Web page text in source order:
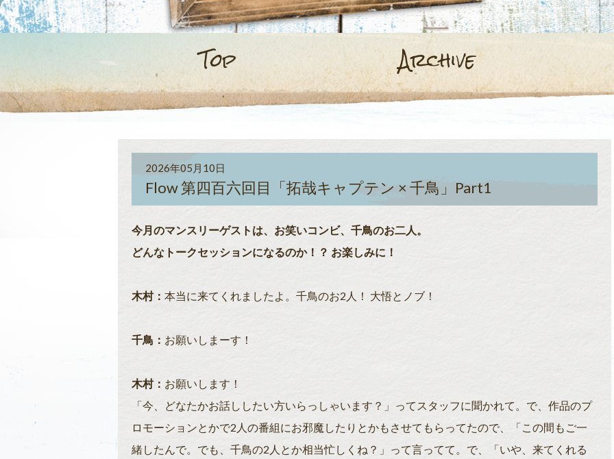
Top Archive
2026年05月10日
Flow 第四百六回目「拓哉キャプテン × 千鳥」Part1
今月のマンスリーゲストは、お笑いコンビ、千鳥のお二人。
どんなトークセッションになるのか！？ お楽しみに！
木村： 本当に来てくれましたよ。千鳥のお2人！ 大悟とノブ！
千鳥： お願いしまーす！
木村： お願いします！
「今、どなたかお話ししたい方いらっしゃいます？」ってスタッフに聞かれて。で、作品のプ
ロモーションとかで2人の番組にお邪魔したりとかもさせてもらってたので、「この間もご一
緒したんで。でも、千鳥の2人とか相当忙しくね？」って言ってて。で、「いや、来てくれる